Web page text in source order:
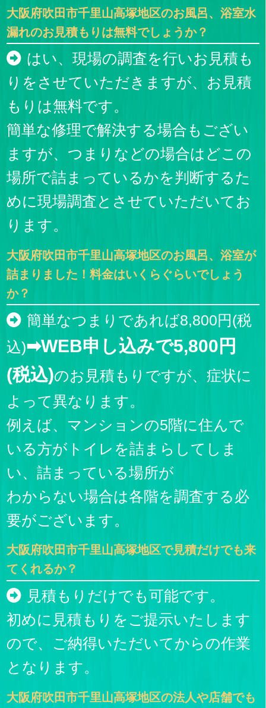
大阪府吹田市千里山高塚地区のお風呂、浴室水
漏れのお見積もりは無料でしょうか？
はい、現場の調査を行いお見積も
りをさせていただきますが、お見積
もりは無料です。
簡単な修理で解決する場合もござい
ますが、つまりなどの場合はどこの
場所で詰まっているかを判断するた
めに現場調査とさせていただいてお
ります。
大阪府吹田市千里山高塚地区のお風呂、浴室が
詰まりました！料金はいくらぐらいでしょう
か？
簡単なつまりであれば8,800円(税
込)➡WEB申し込みで5,800円
(税込)のお見積もりですが、症状に
よって異なります。
例えば、マンションの5階に住んで
いる方がトイレを詰まらしてしま
い、詰まっている場所が
わからない場合は各階を調査する必
要がございます。
大阪府吹田市千里山高塚地区で見積だけでも来
てくれるか？
見積もりだけでも可能です。
初めに見積もりをご提示いたします
ので、ご納得いただいてからの作業
となります。
大阪府吹田市千里山高塚地区の法人や店舗でも